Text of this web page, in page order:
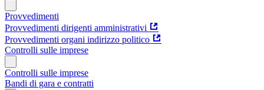
Provvedimenti
Provvedimenti dirigenti amministrativi
Provvedimenti organi indirizzo politico
Controlli sulle imprese
Controlli sulle imprese
Bandi di gara e contratti